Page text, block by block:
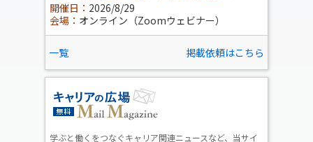
開催日： 2026/8/29
会場： オンライン（Zoomウェビナー）
一覧 掲載依頼はこちら
学ぶと働くをつなぐキャリア関連ニュースなど、当サイ